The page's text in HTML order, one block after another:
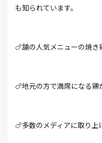
も知られています。
🍗舗の人気メニューの焼き
🍗地元の方で満席になる鶏
🍗多数のメディアに取り上